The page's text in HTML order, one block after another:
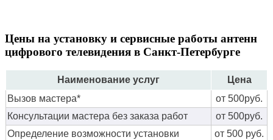
Цены на установку и сервисные работы антенн
цифрового телевидения в Санкт-Петербурге
Наименование услуг
Цена
Вызов мастера*
от 500руб.
Консультации мастера без заказа работ
от 500руб.
Определение возможности установки
от 500 руб.